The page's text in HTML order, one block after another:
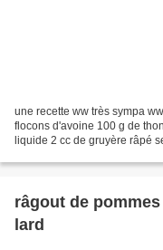
une recette ww très sympa
flocons d'avoine 100 g de
liquide 2 cc de gruyère râpé
râgout de
lard